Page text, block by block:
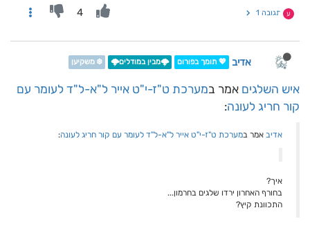
ע תגובה 1 4
אדיב 💖 תומך בפורום 🌩️מבין במודלים🌩️ ❄️ משקיען
איש השלגים אמר במערכת ט"ז-י"ט אייר ל"א-ל"ד לעומר עם
קור חריג לעונה:
אדיב אמר במערכת ט"ז-י"ט אייר ל"א-ל"ד לעומר עם קור חריג לעונה:
איך?
בחורף האחרון ירדו שלגים בחרמון...
התכוונת קיץ?